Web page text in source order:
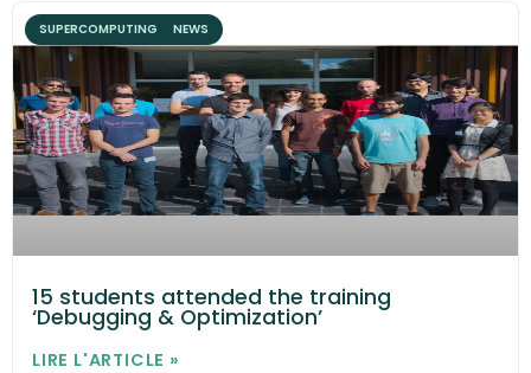
SUPERCOMPUTING NEWS
15 students attended the training
‘Debugging & Optimization’
LIRE L'ARTICLE »